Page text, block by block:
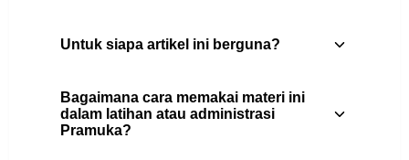
code, kuis online, video pendek, dan
kegiatan yang tetap aktif.
Untuk siapa artikel ini berguna?
Artikel ini berguna untuk pembina
Pramuka, peserta didik, pengurus gugus
Bagaimana cara memakai materi ini
dalam latihan atau administrasi
Pramuka?